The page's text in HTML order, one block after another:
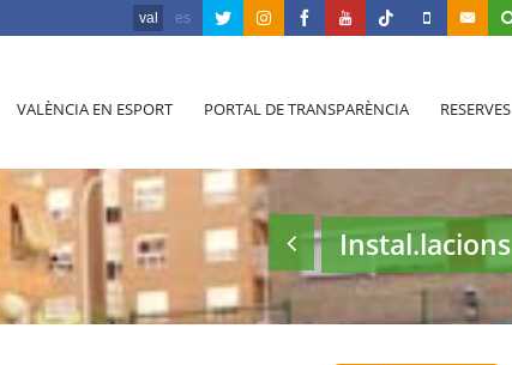
val es
VALÈNCIA EN ESPORT PORTAL DE TRANSPARÈNCIA RESERVES
Instal.lacions